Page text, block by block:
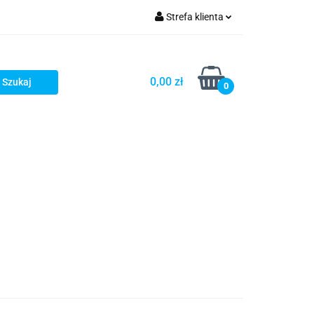
Strefa klienta
Zarejestruj się
Dodaj zgłoszenie
0,00 zł 0